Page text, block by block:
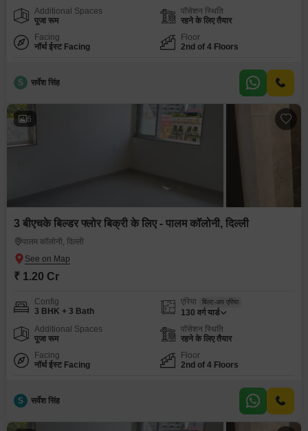
Additional Spaces
पूजा रूम
पॉसेशन स्थिति
रहने के लिए तैयार
Facing
नॉर्थ ईस्ट Facing
Floor
2nd of 4 Floors
S सर्वेश सिंह
6
3 बीएचके बिल्डर फ्लोर बिक्री के लिए - पालम कॉलोनी, दिल्ली
पालम कॉलोनी, दिल्ली
₹ 1.20 Cr
Config
3 BHK + 3 Bath
एरिया बिल्ट-अप एरिया
130 वर्ग यार्ड
Additional Spaces
पूजा रूम
पॉसेशन स्थिति
रहने के लिए तैयार
Facing
नॉर्थ ईस्ट Facing
Floor
2nd of 4 Floors
S सर्वेश सिंह